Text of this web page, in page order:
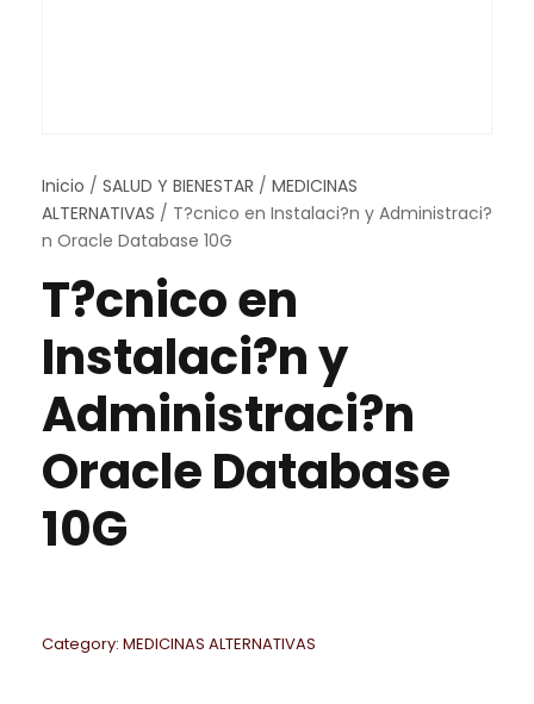
Inicio / SALUD Y BIENESTAR / MEDICINAS
ALTERNATIVAS / T?cnico en Instalaci?n y Administraci?
n Oracle Database 10G
T?cnico en
Instalaci?n y
Administraci?n
Oracle Database
10G
Category: MEDICINAS ALTERNATIVAS